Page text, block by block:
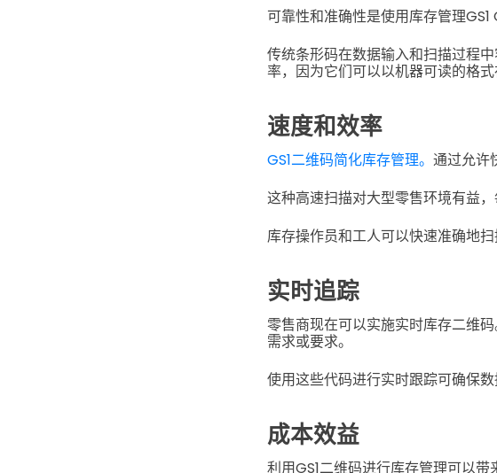
可靠性和准确性是使用库存管理GS1
传统条形码在数据输入和扫描过程中
率，因为它们可以以机器可读的格式
速度和效率
GS1二维码简化库存管理。 通过允许
这种高速扫描对大型零售环境有益
库存操作员和工人可以快速准确地
实时追踪
零售商现在可以实施实时库存二维
需求或要求。
使用这些代码进行实时跟踪可确保
成本效益
利用GS1二维码进行库存管理可以带